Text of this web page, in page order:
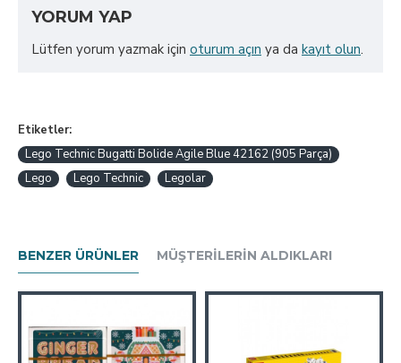
YORUM YAP
Lütfen yorum yazmak için oturum açın ya da kayıt olun.
Etiketler:
Lego Technic Bugatti Bolide Agile Blue 42162 (905 Parça)
Lego
Lego Technic Legolar
BENZER ÜRÜNLER MÜŞTERILERIN ALDIKLARI